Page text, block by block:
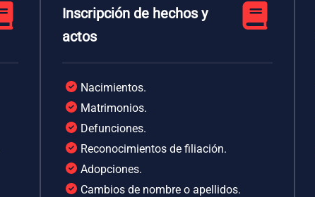
Inscripción de hechos y
actos
Nacimientos.
Matrimonios.
Defunciones.
Reconocimientos de filiación.
Adopciones.
Cambios de nombre o apellidos.